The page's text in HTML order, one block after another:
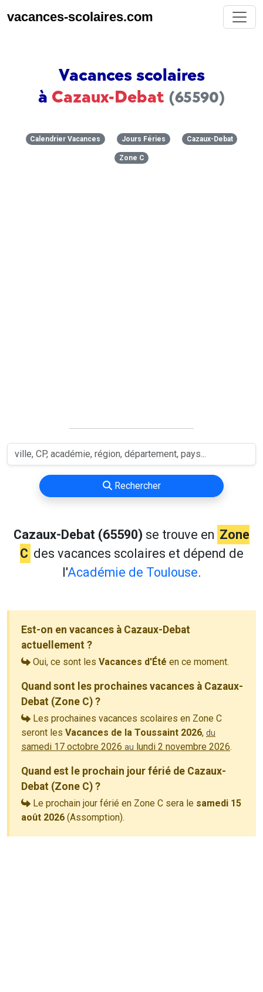
vacances-scolaires.com
Vacances scolaires
à Cazaux-Debat (65590)
Calendrier Vacances Jours Féries Cazaux-Debat
Zone C
Rechercher
Cazaux-Debat (65590) se trouve en Zone
C des vacances scolaires et dépend de
l'Académie de Toulouse.
Est-on en vacances à Cazaux-Debat
actuellement ?
Oui, ce sont les Vacances d'Été en ce moment.
Quand sont les prochaines vacances à Cazaux-
Debat (Zone C) ?
Les prochaines vacances scolaires en Zone C
seront les Vacances de la Toussaint 2026, du
samedi 17 octobre 2026 au lundi 2 novembre 2026.
Quand est le prochain jour férié de Cazaux-
Debat (Zone C) ?
Le prochain jour férié en Zone C sera le samedi 15
août 2026 (Assomption).